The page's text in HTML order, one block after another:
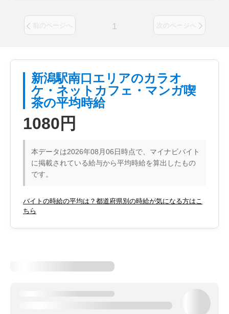
前のページへ 1 次のページへ
新潟駅南口エリアのカラオ
ケ・ネットカフェ・マンガ喫
茶の平均時給
1080円
本データは2026年08月06日時点で、マイナビバイト
に掲載されている給与から平均時給を算出したもの
です。
バイトの時給の平均は？都道府県別の時給が気になる方はこ
ちら